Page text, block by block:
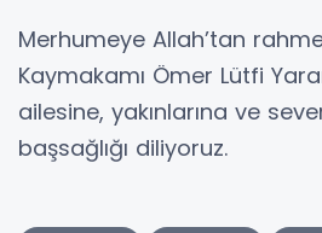
Merhumeye Allah’tan
Kaymakamı Ömer Lütfi
ailesine, yakınlarına ve
başsağlığı diliyoruz.